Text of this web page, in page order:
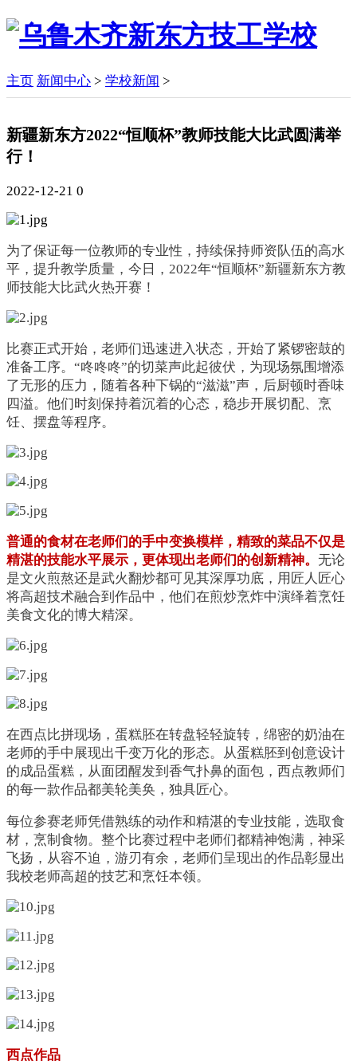
主页 新闻中心 > 学校新闻 >
新疆新东方2022“恒顺杯”教师技能大比武圆满举
行！
2022-12-21 0
为了保证每一位教师的专业性，持续保持师资队伍的高水
平，提升教学质量，今日，2022年“恒顺杯”新疆新东方教
师技能大比武火热开赛！
比赛正式开始，老师们迅速进入状态，开始了紧锣密鼓的
准备工序。“咚咚咚”的切菜声此起彼伏，为现场氛围增添
了无形的压力，随着各种下锅的“滋滋”声，后厨顿时香味
四溢。他们时刻保持着沉着的心态，稳步开展切配、烹
饪、摆盘等程序。
普通的食材在老师们的手中变换模样，精致的菜品不仅是
精湛的技能水平展示，更体现出老师们的创新精神。 无论
是文火煎熬还是武火翻炒都可见其深厚功底，用匠人匠心
将高超技术融合到作品中，他们在煎炒烹炸中演绎着烹饪
美食文化的博大精深。
在西点比拼现场，蛋糕胚在转盘轻轻旋转，绵密的奶油在
老师的手中展现出千变万化的形态。从蛋糕胚到创意设计
的成品蛋糕，从面团醒发到香气扑鼻的面包，西点教师们
的每一款作品都美轮美奂，独具匠心。
每位参赛老师凭借熟练的动作和精湛的专业技能，选取食
材，烹制食物。整个比赛过程中老师们都精神饱满，神采
飞扬，从容不迫，游刃有余，老师们呈现出的作品彰显出
我校老师高超的技艺和烹饪本领。
西点作品